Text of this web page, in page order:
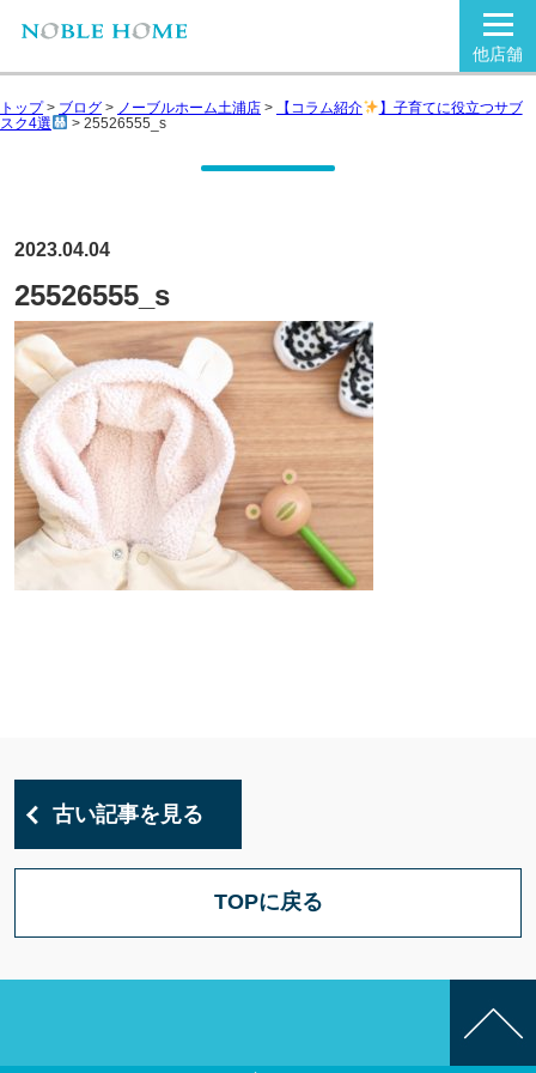
他店舗
トップ> ブログ > ノーブルホーム土浦店 > 【コラム紹介
】子育てに役立つサブ
スク4選
> 25526555_s
2023.04.04
25526555_s
古い記事を見る
TOPに戻る